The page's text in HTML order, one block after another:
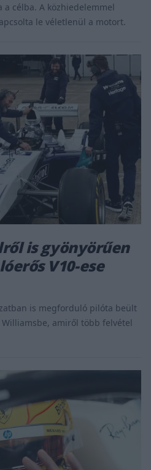
célba. A közhiedelemmel
le véletlenül a motort.
is gyönyörűen
V10-ese
is megforduló pilóta beült
amiről több felvétel